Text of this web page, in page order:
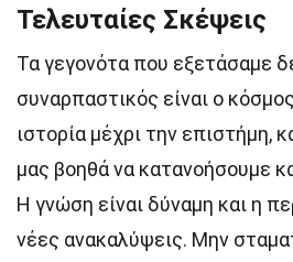
Τελευταίες Σκέψεις
Τα γεγονότα που εξετάσαμε
συναρπαστικός είναι ο
ιστορία μέχρι την επιστήμη,
μας βοηθά να κατανοήσουμε
Η γνώση είναι δύναμη και η
νέες ανακαλύψεις. Μην